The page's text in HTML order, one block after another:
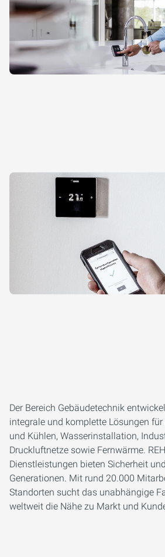
Der Bereich Gebäudetechnik
integrale und komplette Lösungen für
und Kühlen, Wasserinstallation,
Druckluftnetze sowie Fernwärme.
Dienstleistungen bieten Sicherheit
Generationen. Mit rund 20.000
Standorten sucht das unabhängige
weltweit die Nähe zu Markt und